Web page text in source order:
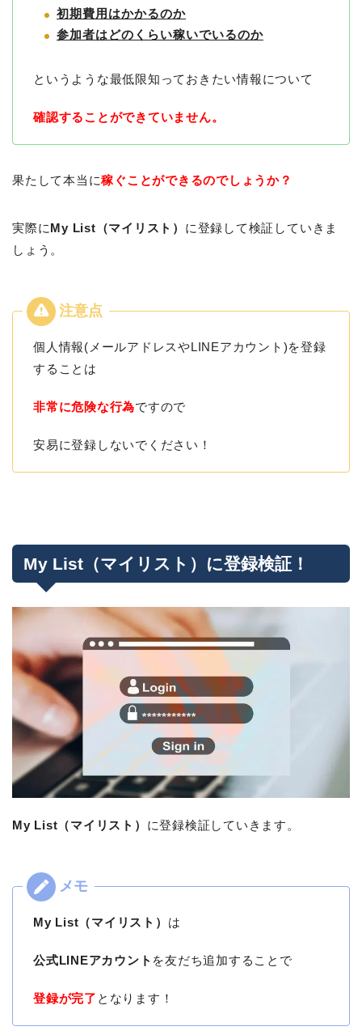
初期費用はかかるのか
参加者はどのくらい稼いでいるのか
というような最低限知っておきたい情報について
確認することができていません。
果たして本当に稼ぐことができるのでしょうか？
実際にMy List（マイリスト） に登録して検証していきま
しょう。
個人情報(メールアドレスやLINEアカウント)を登録
することは
非常に危険な行為ですので
安易に登録しないでください！
My List（マイリスト）に登録検証！
My List（マイリスト） に登録検証していきます。
My List（マイリスト） は
公式LINEアカウント を友だち追加することで
登録が完了 となります！